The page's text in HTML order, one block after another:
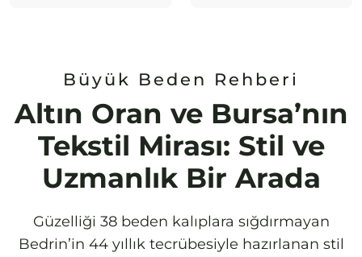
Büyük Beden Rehberi
Altın Oran ve Bursa’nın
Tekstil Mirası: Stil ve
Uzmanlık Bir Arada
Güzelliği 38 beden kalıplara sığdırmayan
Bedrin’in 44 yıllık tecrübesiyle hazırlanan stil